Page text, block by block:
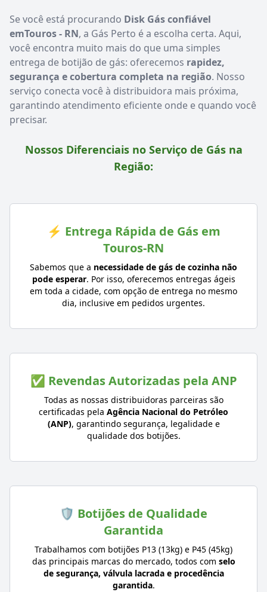
Se você está procurando Disk Gás confiável
emTouros - RN, a Gás Perto é a escolha certa. Aqui,
você encontra muito mais do que uma simples
entrega de botijão de gás: oferecemos rapidez,
segurança e cobertura completa na região. Nosso
serviço conecta você à distribuidora mais próxima,
garantindo atendimento eficiente onde e quando você
precisar.
Nossos Diferenciais no Serviço de Gás na
Região:
⚡ Entrega Rápida de Gás em
Touros-RN
Sabemos que a necessidade de gás de cozinha não
pode esperar. Por isso, oferecemos entregas ágeis
em toda a cidade, com opção de entrega no mesmo
dia, inclusive em pedidos urgentes.
✅ Revendas Autorizadas pela ANP
Todas as nossas distribuidoras parceiras são
certificadas pela Agência Nacional do Petróleo
(ANP), garantindo segurança, legalidade e
qualidade dos botijões.
🛡️ Botijões de Qualidade
Garantida
Trabalhamos com botijões P13 (13kg) e P45 (45kg)
das principais marcas do mercado, todos com selo
de segurança, válvula lacrada e procedência
garantida.